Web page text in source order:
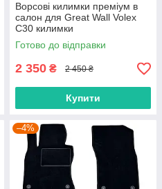
Ворсові килимки преміум в
салон для Great Wall Volex
C30 килимки
Готово до відправки
2 350 ₴ 2 450 ₴
Купити
–4%